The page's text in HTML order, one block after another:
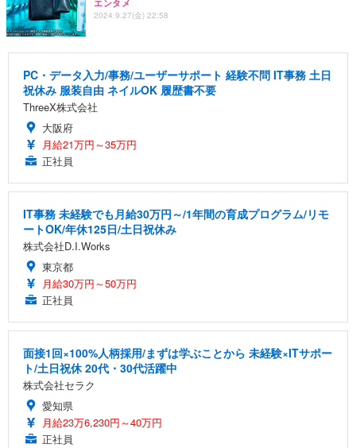
エンタメ
2024.9.27(金) 22:58
PC・データ入力/事務/ユーザーサポート 経験不問 IT事務 土日
祝休み 服装自由 ネイルOK 履歴書不要
ThreeX株式会社
大阪府
月給21万円～35万円
正社員
IT事務 未経験でも月給30万円～/1年間の育成プログラム/リモ
ートOK/年休125日/土日祝休み
株式会社D.I.Works
東京都
月給30万円～50万円
正社員
面接1回×100%人柄採用/まずは学ぶことから 未経験×ITサポー
ト/土日祝休 20代・30代活躍中
株式会社セラク
愛知県
月給23万6,230円～40万円
正社員